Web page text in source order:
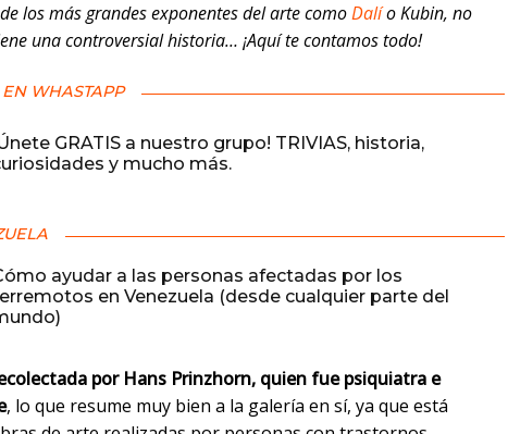
los más grandes exponentes del arte comoDalío Kubin, no
una controversial historia… ¡Aquí te contamos todo!
WHASTAPP
GRATIS a nuestro grupo! TRIVIAS, historia,
y mucho más.
ayudar a las personas afectadas por los
en Venezuela (desde cualquier parte del
por Hans Prinzhorn, quien fue psiquiatra e
, lo que resume muy bien a la galería en sí, ya que está